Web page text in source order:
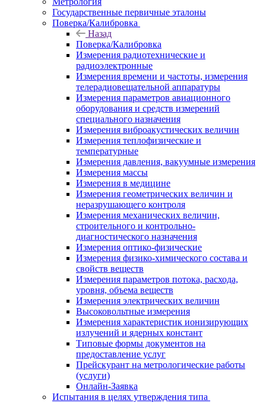
Государственные первичные эталоны
Поверка/Калибровка
Назад
Поверка/Калибровка
Измерения радиотехнические и
радиоэлектронные
Измерения времени и частоты, измерения
телерадиовещательной аппаратуры
Измерения параметров авиационного
оборудования и средств измерений
специального назначения
Измерения виброакустических величин
Измерения теплофизические и
температурные
Измерения давления, вакуумные измерения
Измерения массы
Измерения в медицине
Измерения геометрических величин и
неразрушающего контроля
Измерения механических величин,
строительного и контрольно-
диагностического назначения
Измерения оптико-физические
Измерения физико-химического состава и
свойств веществ
Измерения параметров потока, расхода,
уровня, объема веществ
Измерения электрических величин
Высоковольтные измерения
Измерения характеристик ионизирующих
излучений и ядерных констант
Типовые формы документов на
предоставление услуг
Прейскурант на метрологические работы
(услуги)
Онлайн-Заявка
Испытания в целях утверждения типа